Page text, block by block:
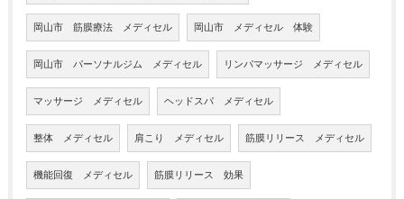
岡山市 筋膜療法 メディセル 岡山市 メディセル 体験
岡山市 パーソナルジム メディセル リンパマッサージ メディセル
マッサージ メディセル ヘッドスパ メディセル
整体 メディセル 肩こり メディセル 筋膜リリース メディセル
機能回復 メディセル 筋膜リリース 効果